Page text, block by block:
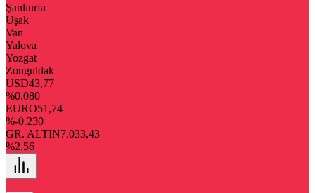
Şanlıurfa
Uşak
Van
Yalova
Yozgat
Zonguldak
USD43,77
%0.080
EURO51,74
%-0.230
GR. ALTIN7.033,43
%2.56